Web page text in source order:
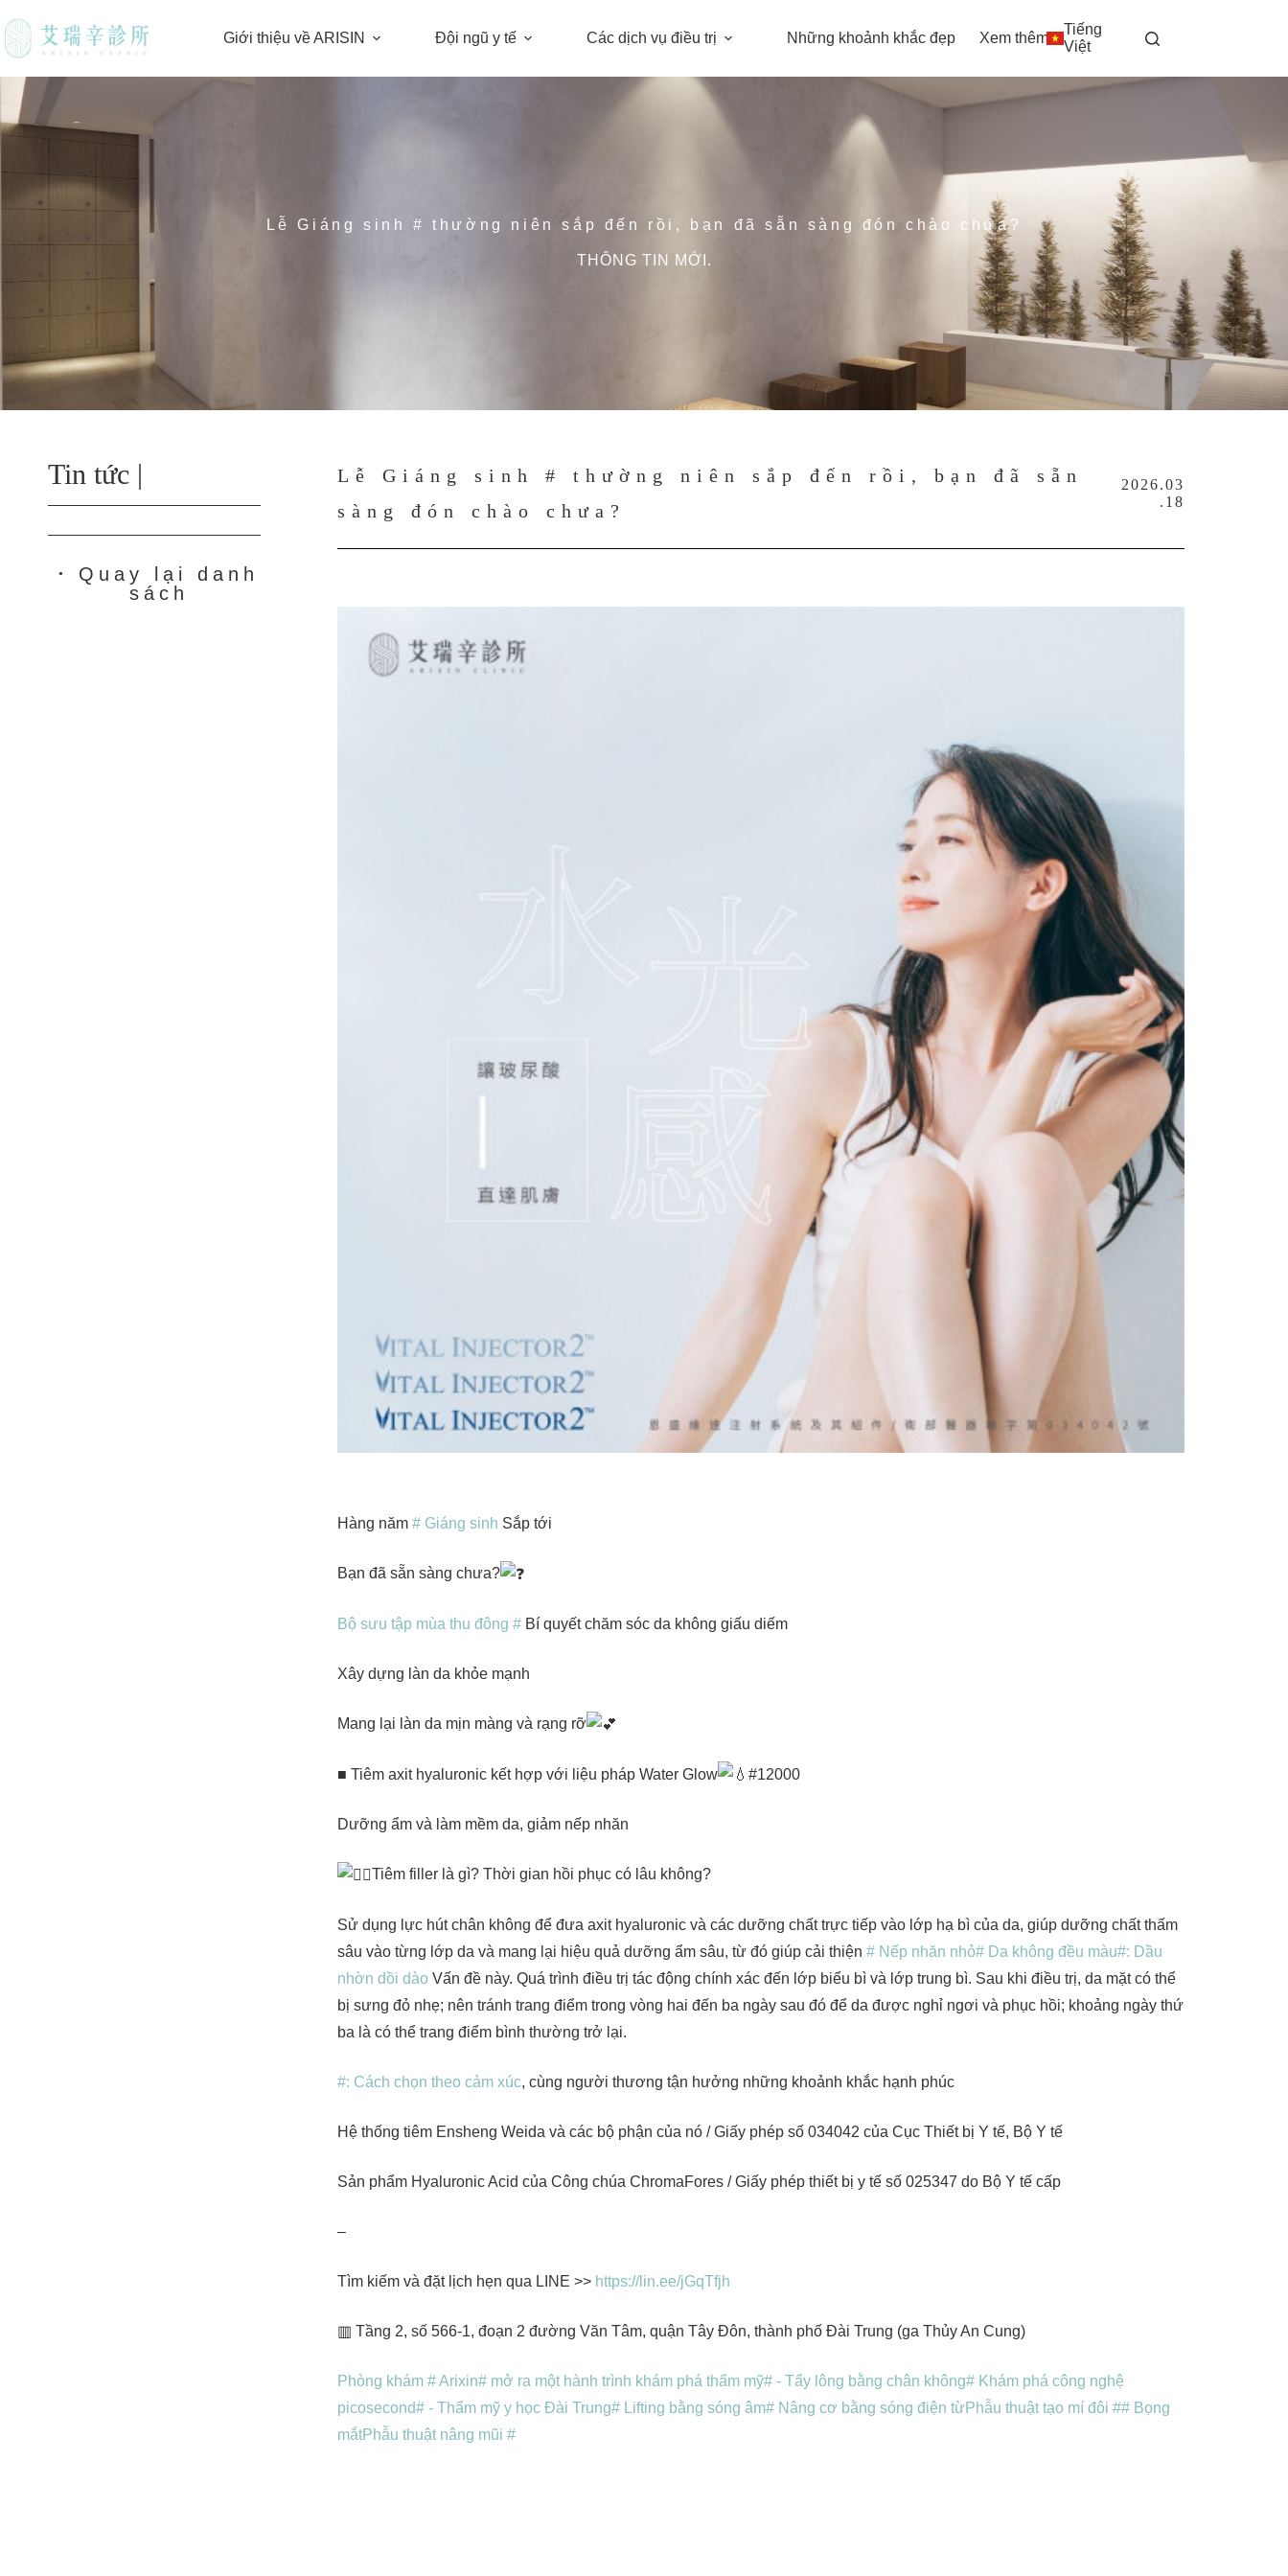
Giới thiệu về ARISIN Đội ngũ y tế Các dịch vụ điều trị Những khoảnh khắc đẹp Xem thêm
Tiếng
Việt
Lễ Giáng sinh # thường niên sắp đến rồi, bạn đã sẵn sàng đón chào chưa?
THÔNG TIN MỚI.
Tin tức |
●
Quay lại danh
sách
Lễ Giáng sinh # thường niên sắp đến rồi, bạn đã sẵn
sàng đón chào chưa?
2026.03
.18
Hàng năm# Giáng sinh Sắp tới
Bạn đã sẵn sàng chưa?
Bộ sưu tập mùa thu đông # Bí quyết chăm sóc da không giấu diếm
Xây dựng làn da khỏe mạnh
Mang lại làn da mịn màng và rạng rỡ
■ Tiêm axit hyaluronic kết hợp với liệu pháp Water Glow #12000
Dưỡng ẩm và làm mềm da, giảm nếp nhăn
Tiêm filler là gì? Thời gian hồi phục có lâu không?
Sử dụng lực hút chân không để đưa axit hyaluronic và các dưỡng chất trực tiếp vào lớp hạ bì của da, giúp dưỡng chất thấm
sâu vào từng lớp da và mang lại hiệu quả dưỡng ẩm sâu, từ đó giúp cải thiện# Nếp nhăn nhỏ# Da không đều màu#: Dầu
nhờn dồi dào Vấn đề này. Quá trình điều trị tác động chính xác đến lớp biểu bì và lớp trung bì. Sau khi điều trị, da mặt có thể
bị sưng đỏ nhẹ; nên tránh trang điểm trong vòng hai đến ba ngày sau đó để da được nghỉ ngơi và phục hồi; khoảng ngày thứ
ba là có thể trang điểm bình thường trở lại.
#: Cách chọn theo cảm xúc, cùng người thương tận hưởng những khoảnh khắc hạnh phúc
Hệ thống tiêm Ensheng Weida và các bộ phận của nó / Giấy phép số 034042 của Cục Thiết bị Y tế, Bộ Y tế
Sản phẩm Hyaluronic Acid của Công chúa ChromaFores / Giấy phép thiết bị y tế số 025347 do Bộ Y tế cấp
–
Tìm kiếm và đặt lịch hẹn qua LINE >> https://lin.ee/jGqTfjh
▥ Tầng 2, số 566-1, đoạn 2 đường Văn Tâm, quận Tây Đôn, thành phố Đài Trung (ga Thủy An Cung)
Phòng khám # Arixin# mở ra một hành trình khám phá thẩm mỹ# - Tẩy lông bằng chân không# Khám phá công nghệ
picosecond# - Thẩm mỹ y học Đài Trung# Lifting bằng sóng âm# Nâng cơ bằng sóng điện từPhẫu thuật tạo mí đôi ## Bọng
mắtPhẫu thuật nâng mũi #